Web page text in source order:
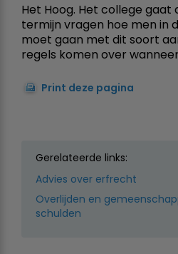
Het Hoog. Het college
termijn vragen hoe men in
moet gaan met dit soort
regels komen over
Print deze pagina
Gerelateerde links:
Advies over erfrecht
Overlijden en
schulden